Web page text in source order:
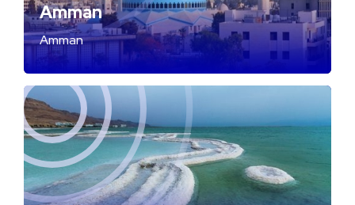
Amman
Amman